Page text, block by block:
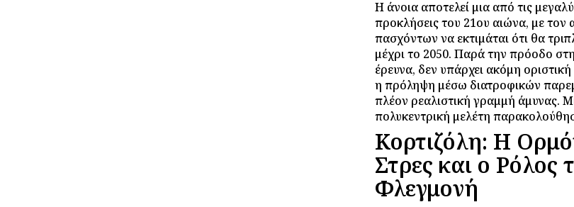
Η άνοια αποτελεί μια από τις
προκλήσεις του 21ου αιώνα, με τον
πασχόντων να εκτιμάται ότι θα
μέχρι το 2050. Παρά την πρόοδο
έρευνα, δεν υπάρχει ακόμη
η πρόληψη μέσω διατροφικών
πλέον ρεαλιστική γραμμή άμυνας.
πολυκεντρική μελέτη
Κορτιζόλη: Η
Στρες και ο Ρόλος
Φλεγμονή